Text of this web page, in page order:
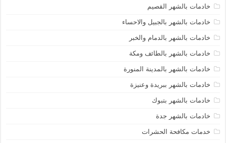
خادمات بالشهر القصيم
خادمات بالشهر بالجبيل والاحساء
خادمات بالشهر بالدمام والخبر
خادمات بالشهر بالطائف ومكة
خادمات بالشهر بالمدينة المنورة
خادمات بالشهر ببريدة وعنيزة
خادمات بالشهر بتبوك
خادمات بالشهر جدة
خدمات مكافحة الحشرات